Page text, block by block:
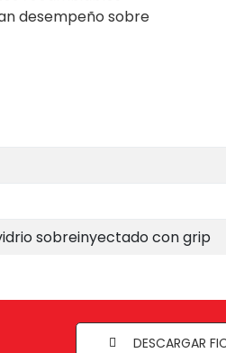
desempeño sobre
sobreinyectado con grip
DESCARGAR